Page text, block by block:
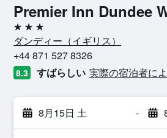
Premier Inn Dundee
3つ星
ダンディー​（イギリス​）​
+44 871 527 8326
8.3 すばらしい 実際の宿泊者に
8月15日 土 -